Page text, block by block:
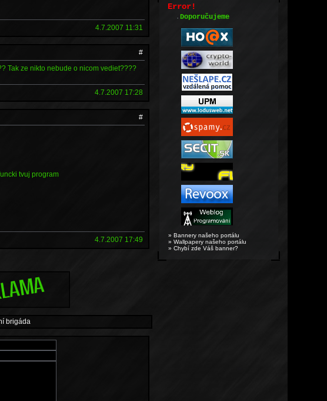
4.7.2007 11:31
#
Tak ze nikto nebude o nicom vediet????
4.7.2007 17:28
#
tvuj program
4.7.2007 17:49
brigáda
Error!
.Doporučujeme
» Bannery našeho portálu
» Wallpapery našeho portálu
» Chybí zde Váš banner?